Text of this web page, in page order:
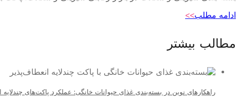
ادامه مطلب>>
مطالب بیشتر
راهکارهای نوین در بسته‌بندی غذای حیوانات خانگی: عملکرد پاکت‌های